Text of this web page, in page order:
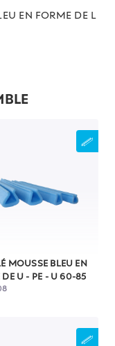
EN FORME DE L -
MOUSSE BLEU EN
DE U - PE - U 60-85